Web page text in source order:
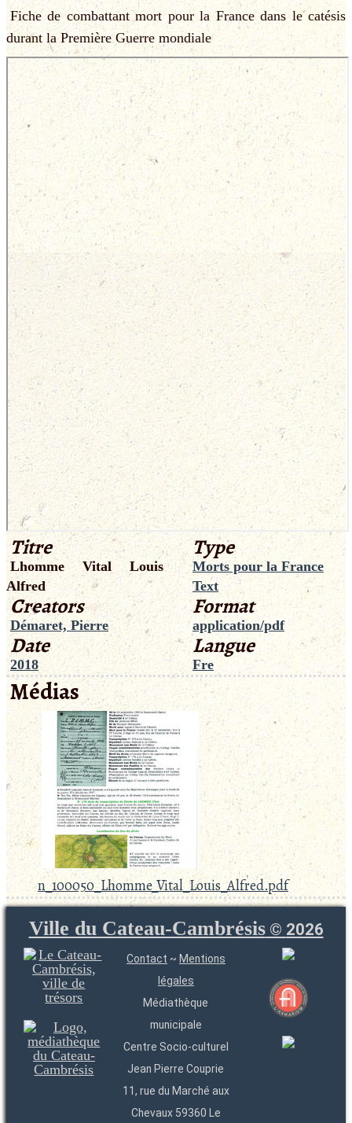
Fiche de combattant mort pour la France dans le catésis
durant la Première Guerre mondiale
Titre
Lhomme Vital Louis
Alfred
Creators
Démaret, Pierre
Date
2018
Type
Morts pour la France
Text
Format
application/pdf
Langue
Fre
Médias
n_100050_Lhomme_Vital_Louis_Alfred.pdf
Ville du Cateau-Cambrésis© 2026
Contact ~ Mentions
légales
Médiathèque
municipale
Centre Socio-culturel
Jean Pierre Couprie
11, rue du Marché aux
Chevaux 59360 Le